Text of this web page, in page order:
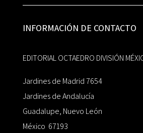
INFORMACIÓN DE CONTACTO
EDITORIAL OCTAEDRO DIVISIÓN
Jardines de Madrid 7654
Jardines de Andalucía
Guadalupe, Nuevo León
México 67193